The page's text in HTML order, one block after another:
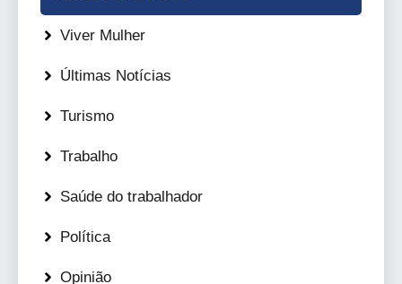
Viver Mulher
Últimas Notícias
Turismo
Trabalho
Saúde do trabalhador
Política
Opinião